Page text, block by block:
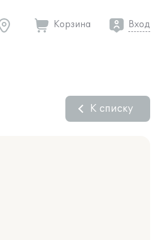
Корзина Вход
К списку